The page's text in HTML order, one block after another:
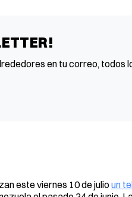
en tu correo, todos
este viernes 10 de julio un